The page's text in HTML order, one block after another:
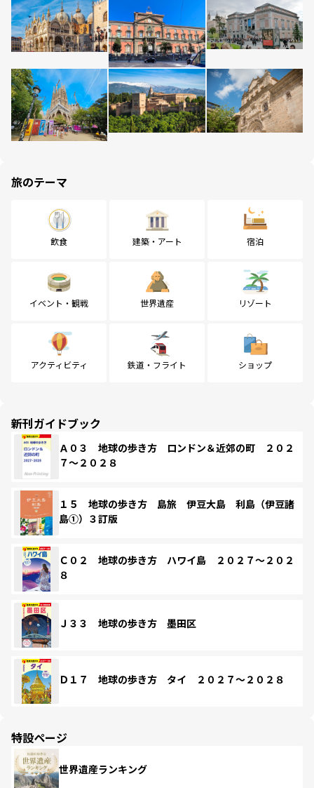
旅のテーマ
飲食 建築・アート 宿泊
イベント・観戦 世界遺産 リゾート
アクティビティ 鉄道・フライト ショップ
新刊ガイドブック
Ａ０３ 地球の歩き方 ロンドン＆近郊の町 ２０２
７～２０２８
１５ 地球の歩き方 島旅 伊豆大島 利島（伊豆諸
島①）３訂版
Ｃ０２ 地球の歩き方 ハワイ島 ２０２７～２０２
８
Ｊ３３ 地球の歩き方 墨田区
Ｄ１７ 地球の歩き方 タイ ２０２７～２０２８
特設ページ
世界遺産ランキング